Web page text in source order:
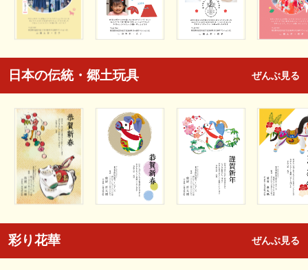
日本の伝統・郷土玩具 ぜんぶ見る
彩り花華 ぜんぶ見る